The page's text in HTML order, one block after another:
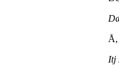
Å,
Itj